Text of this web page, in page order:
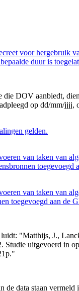
voor hergebruik
duur is
DOV aanbiedt,
op dd/mm/jjjj,
gelden.
van taken van
van taken van
toegevoegd aan
"Matthijs, J.,
Studie uitgevoerd in
de data staan